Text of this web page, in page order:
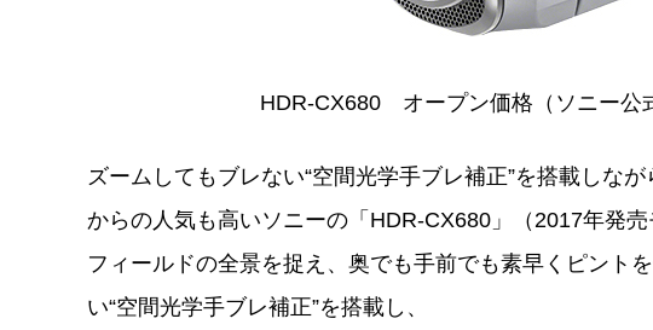
HDR-CX680 オープン価格（ソニー公
ズームしてもブレない“空間光学手ブレ補正”を搭載しな
からの人気も高いソニーの「HDR-CX680」（2017年発
フィールドの全景を捉え、奥でも手前でも素早くピント
い“空間光学手ブレ補正”を搭載し、